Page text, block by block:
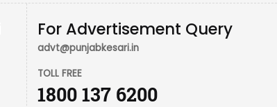
For Advertisement Query
advt@punjabkesari.in
TOLL FREE
1800 137 6200